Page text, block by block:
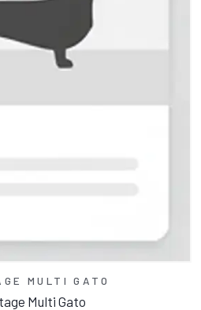
A CARRITO
MULTI GATO
Multi Gato